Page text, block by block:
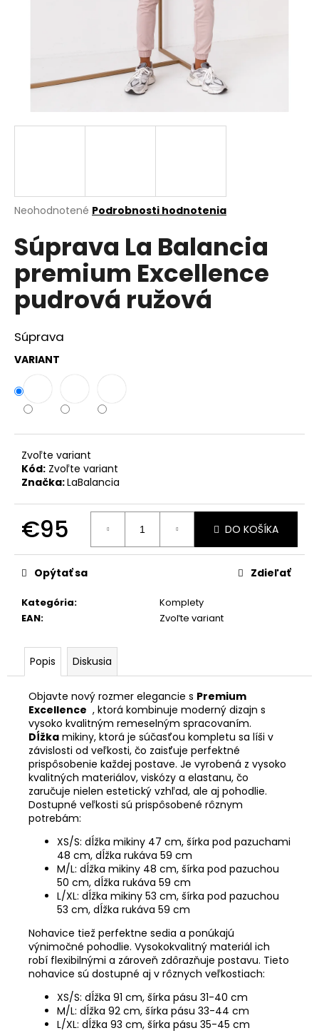
Priemerné
produktu
je
5
hviezdičiek.
Neohodnotené Podrobnosti hodnotenia
Súprava La Balancia
premium Excellence
pudrová ružová
Súprava
VARIANT
Zvoľte variant
Kód: Zvoľte variant
Značka:LaBalancia
€95 DO KOŠÍKA
Kategória:
Komplety
EAN: Zvoľte variant
Opýtať sa Zdieľať
Popis Diskusia
Objavte nový rozmer elegancie s Premium
Excellence , ktorá kombinuje moderný dizajn s
vysoko kvalitným remeselným spracovaním.
Dĺžka mikiny, ktorá je súčasťou kompletu sa líši v
závislosti od veľkosti, čo zaisťuje perfektné
prispôsobenie každej postave. Je vyrobená z vysoko
kvalitných materiálov, viskózy a elastanu, čo
zaručuje nielen estetický vzhľad, ale aj pohodlie.
Dostupné veľkosti sú prispôsobené rôznym
potrebám:
XS/S: dĺžka mikiny 47 cm, šírka pod pazuchami
48 cm, dĺžka rukáva 59 cm
M/L: dĺžka mikiny 48 cm, šírka pod pazuchou
50 cm, dĺžka rukáva 59 cm
L/XL: dĺžka mikiny 53 cm, šírka pod pazuchou
53 cm, dĺžka rukáva 59 cm
Nohavice tiež perfektne sedia a ponúkajú
výnimočné pohodlie. Vysokokvalitný materiál ich
robí flexibilnými a zároveň zdôrazňuje postavu. Tieto
nohavice sú dostupné aj v rôznych veľkostiach:
XS/S: dĺžka 91 cm, šírka pásu 31-40 cm
M/L: dĺžka 92 cm, šírka pásu 33-44 cm
L/XL: dĺžka 93 cm, šírka pásu 35-45 cm
d
p
o
r
ú
a
m
e
KOMPLET
BALANCIA
CALVI
ĽAN
DOLCE